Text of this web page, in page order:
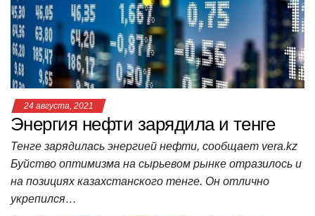
p
o
k
ss
ni
ki
и
т
ь
24 августа, 2021
Энергия нефти зарядила и тенге
Тенге зарядилась энергией нефти, сообщает vera.kz
Буйство оптимизма на сырьевом рынке отразилось и
на позициях казахстанского тенге. Он отлично
укрепился…